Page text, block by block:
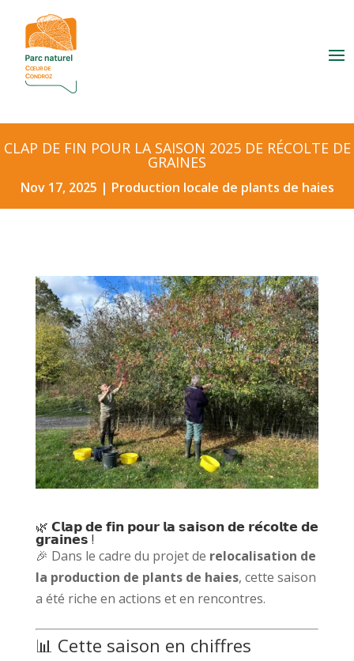
CLAP DE FIN POUR LA SAISON 2025 DE RÉCOLTE DE
GRAINES
Nov 17, 2025 | Production locale de plants de haies
🌿 𝗖𝗹𝗮𝗽 𝗱𝗲 𝗳𝗶𝗻 𝗽𝗼𝘂𝗿 𝗹𝗮 𝘀𝗮𝗶𝘀𝗼𝗻 𝗱𝗲 𝗿𝗲́𝗰𝗼𝗹𝘁𝗲 𝗱𝗲
𝗴𝗿𝗮𝗶𝗻𝗲𝘀 !
🎉 Dans le cadre du projet de relocalisation de
la production de plants de haies, cette saison
a été riche en actions et en rencontres.
📊 Cette saison en chiffres